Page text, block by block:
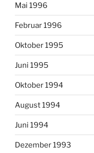
Mai 1996
Februar 1996
Oktober 1995
Juni 1995
Oktober 1994
August 1994
Juni 1994
Dezember 1993